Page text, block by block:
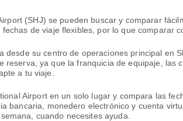
(SHJ) se pueden buscar y comparar
de viaje flexibles, por lo que comparar
su centro de operaciones principal en
ya que la franquicia de equipaje, las
a tu viaje.
Airport en un solo lugar y compara las
bancaria, monedero electrónico y cuenta
cuando necesites ayuda.